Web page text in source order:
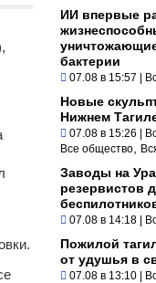
ИИ впервые
бактерии
07.08 в 15:57 |
Новые
Нижнем
07.08 в 15:26 |
Все общество
Заводы на
резервистов
07.08 в 14:18 |
Пожилой
от удушья в
07.08 в 13:10 |